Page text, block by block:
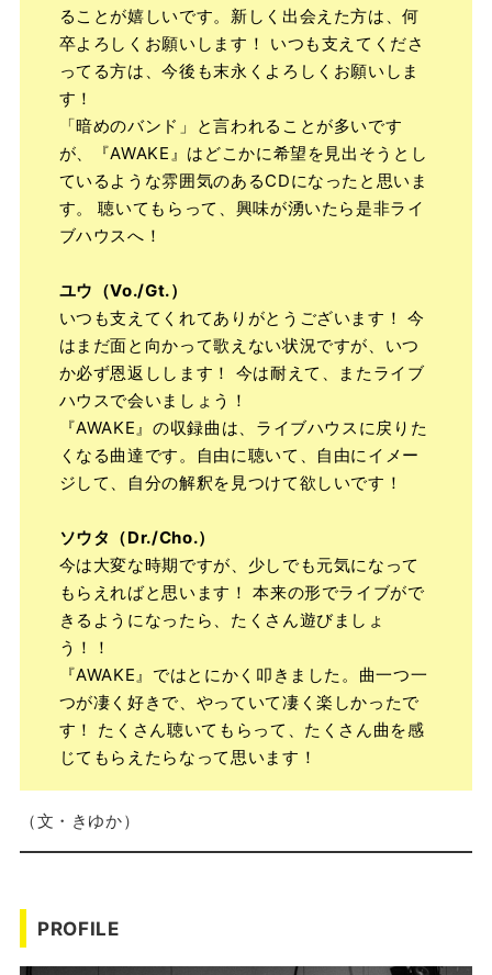
ることが嬉しいです。新しく出会えた方は、何
卒よろしくお願いします！ いつも支えてくださ
ってる方は、今後も末永くよろしくお願いしま
す！
「暗めのバンド」と言われることが多いです
が、『AWAKE』はどこかに希望を見出そうとし
ているような雰囲気のあるCDになったと思いま
す。 聴いてもらって、興味が湧いたら是非ライ
ブハウスへ！
ユウ（Vo./Gt.）
いつも支えてくれてありがとうございます！ 今
はまだ面と向かって歌えない状況ですが、いつ
か必ず恩返しします！ 今は耐えて、またライブ
ハウスで会いましょう！
『AWAKE』の収録曲は、ライブハウスに戻りた
くなる曲達です。自由に聴いて、自由にイメー
ジして、自分の解釈を見つけて欲しいです！
ソウタ（Dr./Cho.）
今は大変な時期ですが、少しでも元気になって
もらえればと思います！ 本来の形でライブがで
きるようになったら、たくさん遊びましょ
う！！
『AWAKE』ではとにかく叩きました。曲一つ一
つが凄く好きで、やっていて凄く楽しかったで
す！ たくさん聴いてもらって、たくさん曲を感
じてもらえたらなって思います！
（文・きゆか）
PROFILE